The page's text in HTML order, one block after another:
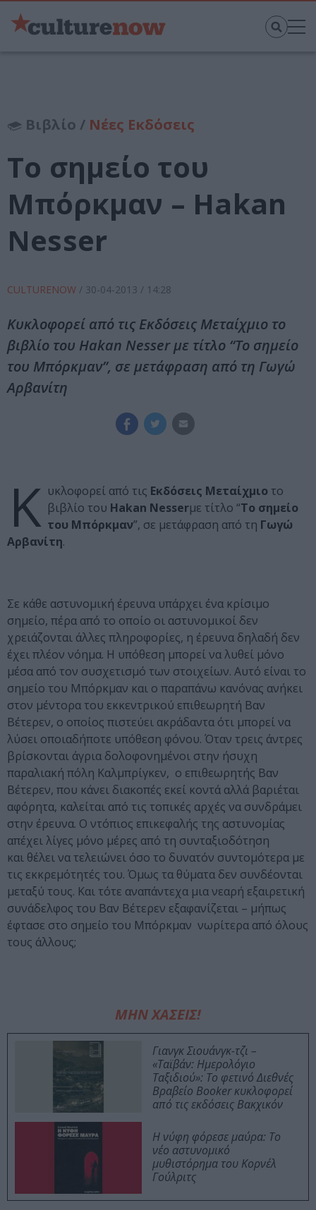
Βιβλίο / Νέες Εκδόσεις
Το σημείο του
Μπόρκμαν – Hakan
Nesser
CULTURENOW / 30-04-2013 / 14:28
Κυκλοφορεί από τις Εκδόσεις Μεταίχμιο το
βιβλίο του Hakan Nesser με τίτλο “Το σημείο
του Μπόρκμαν”, σε μετάφραση από τη Γωγώ
Αρβανίτη
Κ υκλοφορεί από τις Εκδόσεις Μεταίχμιο το
βιβλίο του Hakan Nesserμε τίτλο “Το σημείο
του Μπόρκμαν”, σε μετάφραση από τη Γωγώ
Αρβανίτη.
Σε κάθε αστυνομική έρευνα υπάρχει ένα κρίσιμο
σημείο, πέρα από το οποίο οι αστυνομικοί δεν
χρειάζονται άλλες πληροφορίες, η έρευνα δηλαδή δεν
έχει πλέον νόημα. Η υπόθεση μπορεί να λυθεί μόνο
μέσα από τον συσχετισμό των στοιχείων. Αυτό είναι το
σημείο του Μπόρκμαν και ο παραπάνω κανόνας ανήκει
στον μέντορα του εκκεντρικού επιθεωρητή Βαν
Βέτερεν, ο οποίος πιστεύει ακράδαντα ότι μπορεί να
λύσει οποιαδήποτε υπόθεση φόνου. Όταν τρεις άντρες
βρίσκονται άγρια δολοφονημένοι στην ήσυχη
παραλιακή πόλη Καλμπρίγκεν, ο επιθεωρητής Βαν
Βέτερεν, που κάνει διακοπές εκεί κοντά αλλά βαριέται
αφόρητα, καλείται από τις τοπικές αρχές να συνδράμει
στην έρευνα. Ο ντόπιος επικεφαλής της αστυνομίας
απέχει λίγες μόνο μέρες από τη συνταξιοδότηση
και θέλει να τελειώνει όσο το δυνατόν συντομότερα με
τις εκκρεμότητές του. Όμως τα θύματα δεν συνδέονται
μεταξύ τους. Και τότε αναπάντεχα μια νεαρή εξαιρετική
συνάδελφος του Βαν Βέτερεν εξαφανίζεται – μήπως
έφτασε στο σημείο του Μπόρκμαν νωρίτερα από όλους
τους άλλους;
ΜΗΝ ΧΑΣΕΙΣ!
Γιανγκ Σιουάνγκ-τζι –
«Ταϊβάν: Ημερολόγιο
Ταξιδιού»: Το φετινό Διεθνές
Βραβείο Booker κυκλοφορεί
από τις εκδόσεις Βακχικόν
Η νύφη φόρεσε μαύρα: Το
νέο αστυνομικό
μυθιστόρημα του Κορνέλ
Γούλριτς